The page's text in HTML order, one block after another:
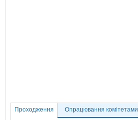
Проходження Опрацювання комітетами